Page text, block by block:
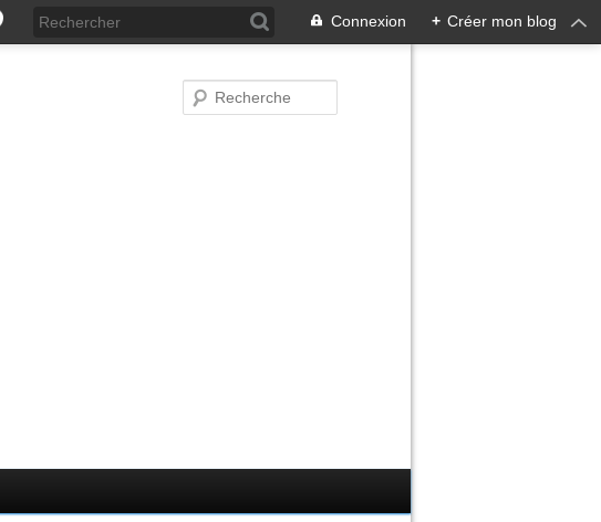
Connexion + Créer mon blog